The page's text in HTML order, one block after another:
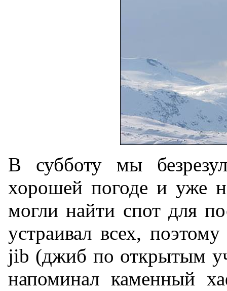
В субботу мы
хорошей погоде и уже
могли найти спот для
устраивал всех,
jib (джиб по открытым
напоминал каменный